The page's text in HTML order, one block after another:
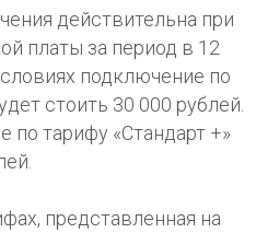
действительна при
платы за период в 12
подключение по
стоить 30 000 рублей.
по тарифу «Стандарт +»
представленная на